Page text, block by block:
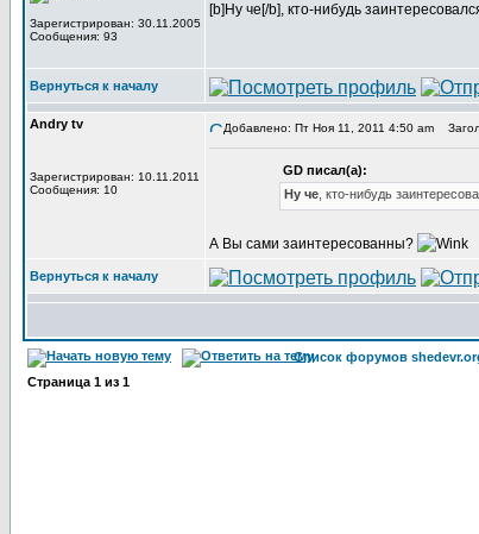
Зарегистрирован: 30.11.2005
Сообщения: 93
[b]Ну че[/b], кто-нибудь
Вернуться к началу
Andry tv
Зарегистрирован: 10.11.2011
Сообщения: 10
Добавлено: Пт Ноя 11, 2011 4:50 am
GD писал(а):
Ну че, кто-нибудь
А Вы сами заинтересованны?
Вернуться к началу
Список форумов
Страница 1 из 1